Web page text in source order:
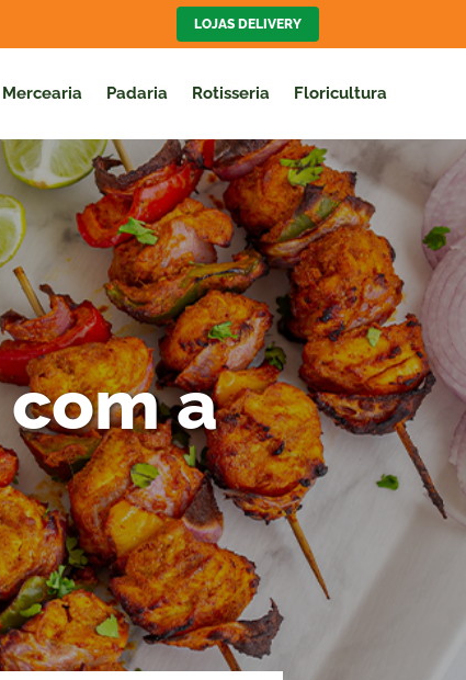
LOJAS DELIVERY
Mercearia Padaria Rotisseria Floricultura
a